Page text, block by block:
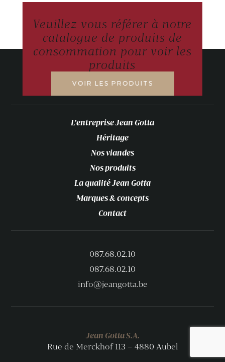
Veuillez vous référer à notre
catalogue de produits de
consommation pour voir les
produits
VOIR LES PRODUITS
L’entreprise Jean Gotta
Héritage
Nos viandes
Nos produits
La qualité Jean Gotta
Marques & concepts
Contact
087.68.02.10
087.68.02.10
info@jeangotta.be
Jean Gotta S.A.
Rue de Merckhof 113 – 4880 Aubel